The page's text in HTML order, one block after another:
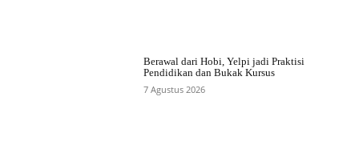
Berawal dari Hobi, Yelpi jadi Praktisi
Pendidikan dan Bukak Kursus
7 Agustus 2026